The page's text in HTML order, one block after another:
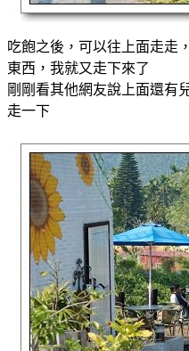
吃飽之後，可以往上面走走
東西，我就又走下來了
剛剛看其他網友說上面還有
走一下